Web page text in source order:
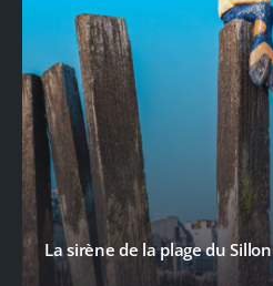
La sirène de la plage du Sillon